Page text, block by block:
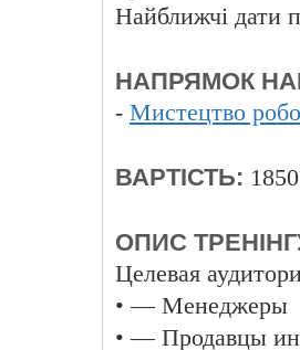
Найближчі дати
НАПРЯМОК
- Мистецтво
ВАРТІСТЬ: 1850
ОПИС
Целевая
• — Менеджеры
• — Продавцы